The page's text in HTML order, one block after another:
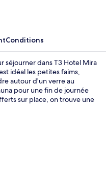
Conditions
séjourner dans T3 Hotel Mira
idéal les petites faims,
autour d'un verre au
pour une fin de journée
sur place, on trouve une